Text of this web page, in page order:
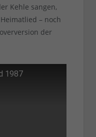
Kehle sangen,
– noch
der
1987